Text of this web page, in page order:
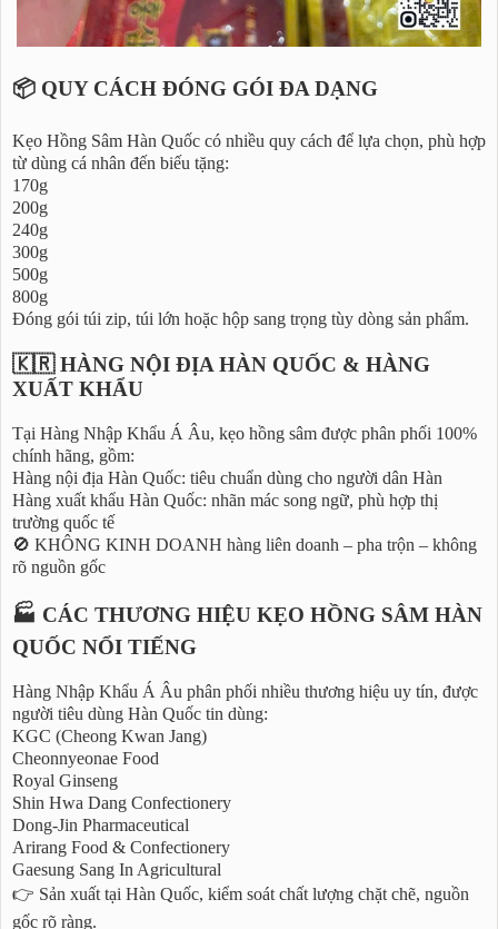
📦 QUY CÁCH ĐÓNG GÓI ĐA DẠNG
Kẹo Hồng Sâm Hàn Quốc có nhiều quy cách để lựa chọn, phù hợp
từ dùng cá nhân đến biếu tặng:
170g
200g
240g
300g
500g
800g
Đóng gói túi zip, túi lớn hoặc hộp sang trọng tùy dòng sản phẩm.
🇰🇷 HÀNG NỘI ĐỊA HÀN QUỐC & HÀNG
XUẤT KHẨU
Tại Hàng Nhập Khẩu Á Âu, kẹo hồng sâm được phân phối 100%
chính hãng, gồm:
Hàng nội địa Hàn Quốc: tiêu chuẩn dùng cho người dân Hàn
Hàng xuất khẩu Hàn Quốc: nhãn mác song ngữ, phù hợp thị
trường quốc tế
🚫 KHÔNG KINH DOANH hàng liên doanh – pha trộn – không
rõ nguồn gốc
🏭 CÁC THƯƠNG HIỆU KẸO HỒNG SÂM HÀN
QUỐC NỔI TIẾNG
Hàng Nhập Khẩu Á Âu phân phối nhiều thương hiệu uy tín, được
người tiêu dùng Hàn Quốc tin dùng:
KGC (Cheong Kwan Jang)
Cheonnyeonae Food
Royal Ginseng
Shin Hwa Dang Confectionery
Dong-Jin Pharmaceutical
Arirang Food & Confectionery
Gaesung Sang In Agricultural
👉 Sản xuất tại Hàn Quốc, kiểm soát chất lượng chặt chẽ, nguồn
gốc rõ ràng.